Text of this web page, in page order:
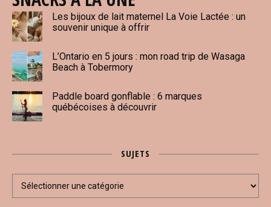
Les bijoux de lait maternel La Voie Lactée : un
souvenir unique à offrir
L’Ontario en 5 jours : mon road trip de Wasaga
Beach à Tobermory
Paddle board gonflable : 6 marques
québécoises à découvrir
SUJETS
Sujets